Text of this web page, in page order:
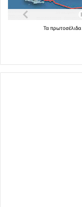
Τα πρωτοσέλιδα